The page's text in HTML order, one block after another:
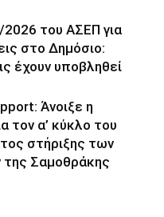
του ΑΣΕΠ για
στο Δημόσιο:
έχουν υποβληθεί
Άνοιξε η
τον α’ κύκλο του
στήριξης των
της Σαμοθράκης